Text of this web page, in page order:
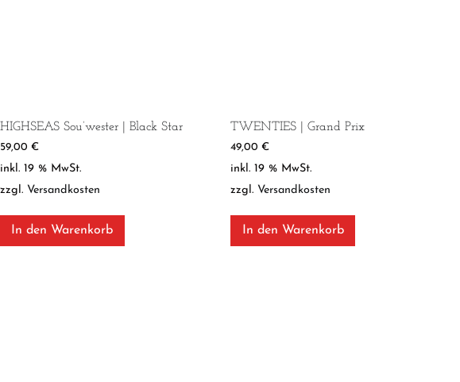
HIGHSEAS Sou’wester | Black Star
59,00 €
inkl. 19 % MwSt.
zzgl. Versandkosten
In den Warenkorb
TWENTIES | Grand Prix
49,00€
inkl. 19 % MwSt.
zzgl. Versandkosten
In den Warenkorb